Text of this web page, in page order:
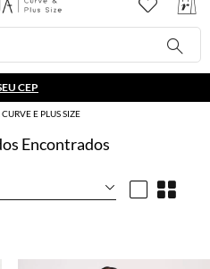
CEP
E PLUS SIZE
Encontrados